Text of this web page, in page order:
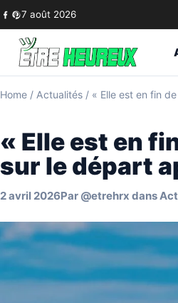
Skip to content
7 août 2026
Home / Actualités / « Elle est en fin
« Elle est en
sur le départ
2 avril 2026Par @etrehrx dans